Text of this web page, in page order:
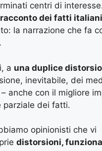
centri di
racconto dei fatti italiani
la narrazione che fa
a una duplice
inevitabile, dei
anche con il migliore
parziale dei fatti.
opinionisti che vi
distorsioni,